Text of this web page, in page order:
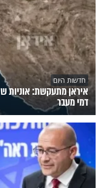
חדשות היום
איראן מתעקשת: אוניות
דמי מעבר